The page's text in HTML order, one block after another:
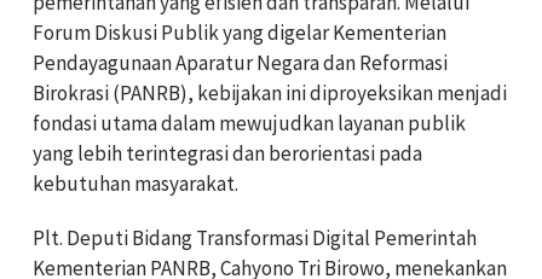
Forum Diskusi Publik yang digelar Kementerian
Pendayagunaan Aparatur Negara dan Reformasi
Birokrasi (PANRB), kebijakan ini diproyeksikan menjadi
fondasi utama dalam mewujudkan layanan publik
yang lebih terintegrasi dan berorientasi pada
kebutuhan masyarakat.
Plt. Deputi Bidang Transformasi Digital Pemerintah
Kementerian PANRB, Cahyono Tri Birowo, menekankan